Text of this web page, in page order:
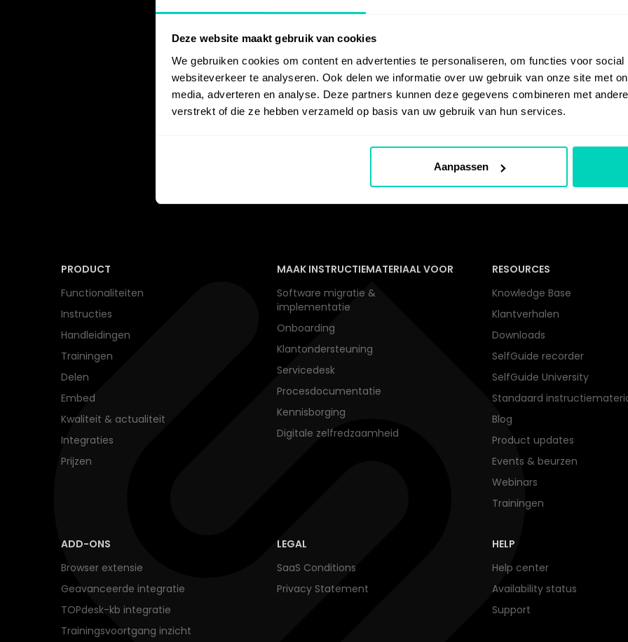
Deze website maakt gebruik van cookies
We gebruiken cookies om content en advertenties te personaliseren, om functies voor
websiteverkeer te analyseren. Ook delen we informatie over uw gebruik van onze site met
media, adverteren en analyse. Deze partners kunnen deze gegevens combineren met
verstrekt of die ze hebben verzameld op basis van uw gebruik van hun services.
Aanpassen
PRODUCT
Functionaliteiten
Instructies
Handleidingen
Trainingen
Delen
Embed
Kwaliteit & actualiteit
Integraties
Prijzen
MAAK INSTRUCTIEMATERIAAL VOOR
Software migratie &
implementatie
Onboarding
Klantondersteuning
Servicedesk
Procesdocumentatie
Kennisborging
Digitale zelfredzaamheid
RESOURCES
Knowledge Base
Klantverhalen
Downloads
SelfGuide recorder
SelfGuide University
Standaard
Blog
Product updates
Events & beurzen
Webinars
Trainingen
ADD-ONS
Browser extensie
Geavanceerde integratie
TOPdesk-kb integratie
Trainingsvoortgang inzicht
LEGAL
SaaS Conditions
Privacy Statement
HELP
Help center
Availability status
Support